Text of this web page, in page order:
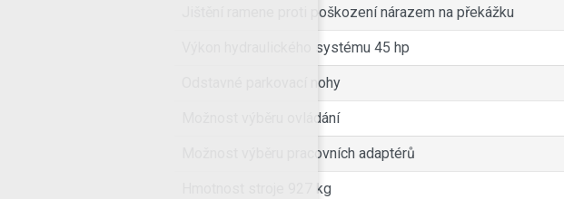
Jištění ramene proti poškození nárazem na překážku
Výkon hydraulického systému 45 hp
Odstavné parkovací nohy
Možnost výběru ovládání
Možnost výběru pracovních adaptérů
Hmotnost stroje 927 kg